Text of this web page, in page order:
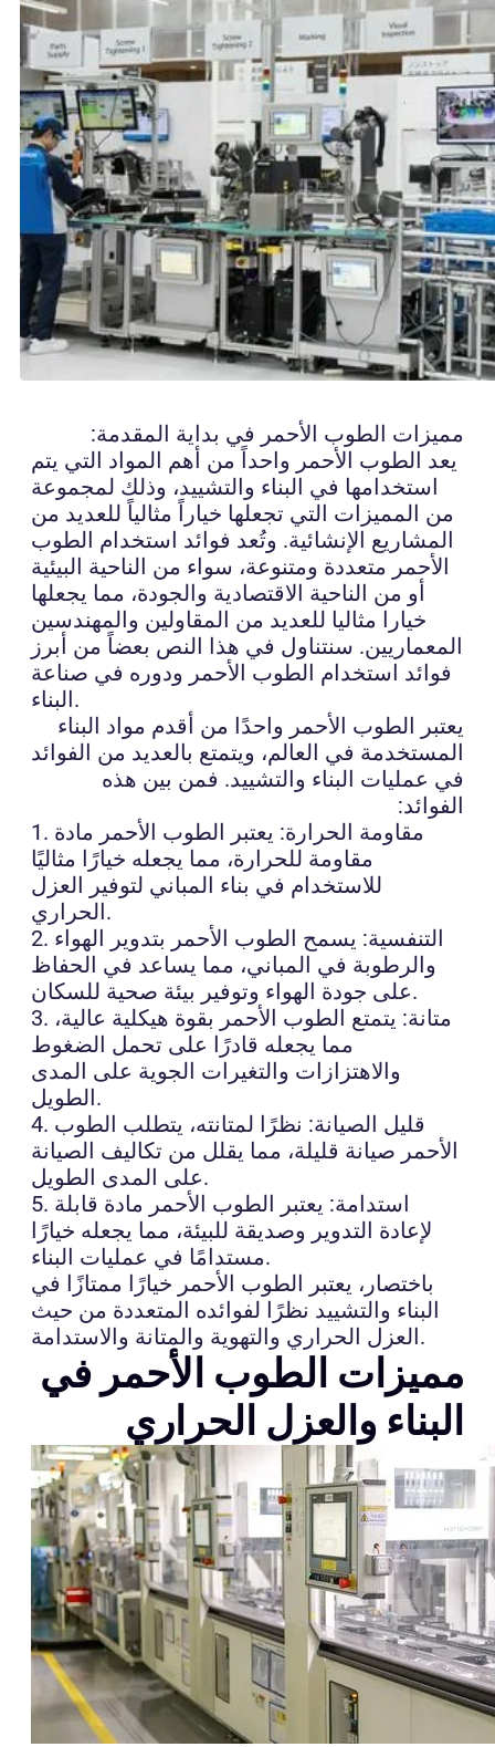
مميزات الطوب الأحمر في بداية المقدمة:
يعد الطوب الأحمر واحداً من أهم المواد التي يتم
استخدامها في البناء والتشييد، وذلك لمجموعة
من المميزات التي تجعلها خياراً مثالياً للعديد من
المشاريع الإنشائية. وتُعد فوائد استخدام الطوب
الأحمر متعددة ومتنوعة، سواء من الناحية البيئية
أو من الناحية الاقتصادية والجودة، مما يجعلها
خيارا مثاليا للعديد من المقاولين والمهندسين
المعماريين. سنتناول في هذا النص بعضاً من أبرز
فوائد استخدام الطوب الأحمر ودوره في صناعة
البناء.
يعتبر الطوب الأحمر واحدًا من أقدم مواد البناء
المستخدمة في العالم، ويتمتع بالعديد من الفوائد
في عمليات البناء والتشييد. فمن بين هذه
الفوائد:
1. مقاومة الحرارة: يعتبر الطوب الأحمر مادة
مقاومة للحرارة، مما يجعله خيارًا مثاليًا
للاستخدام في بناء المباني لتوفير العزل
الحراري.
2. التنفسية: يسمح الطوب الأحمر بتدوير الهواء
والرطوبة في المباني، مما يساعد في الحفاظ
على جودة الهواء وتوفير بيئة صحية للسكان.
3. متانة: يتمتع الطوب الأحمر بقوة هيكلية عالية،
مما يجعله قادرًا على تحمل الضغوط
والاهتزازات والتغيرات الجوية على المدى
الطويل.
4. قليل الصيانة: نظرًا لمتانته، يتطلب الطوب
الأحمر صيانة قليلة، مما يقلل من تكاليف الصيانة
على المدى الطويل.
5. استدامة: يعتبر الطوب الأحمر مادة قابلة
لإعادة التدوير وصديقة للبيئة، مما يجعله خيارًا
مستدامًا في عمليات البناء.
باختصار، يعتبر الطوب الأحمر خيارًا ممتازًا في
البناء والتشييد نظرًا لفوائده المتعددة من حيث
العزل الحراري والتهوية والمتانة والاستدامة.
مميزات الطوب الأحمر في
البناء والعزل الحراري